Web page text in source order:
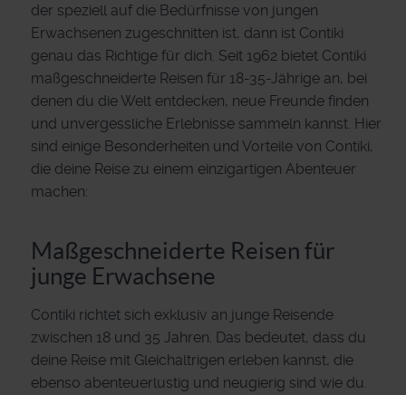
der speziell auf die Bedürfnisse von jungen
Erwachsenen zugeschnitten ist, dann ist Contiki
genau das Richtige für dich. Seit 1962 bietet Contiki
maßgeschneiderte Reisen für 18-35-Jährige an, bei
denen du die Welt entdecken, neue Freunde finden
und unvergessliche Erlebnisse sammeln kannst. Hier
sind einige Besonderheiten und Vorteile von Contiki,
die deine Reise zu einem einzigartigen Abenteuer
machen:
Maßgeschneiderte Reisen für
junge Erwachsene
Contiki richtet sich exklusiv an junge Reisende
zwischen 18 und 35 Jahren. Das bedeutet, dass du
deine Reise mit Gleichaltrigen erleben kannst, die
ebenso abenteuerlustig und neugierig sind wie du.